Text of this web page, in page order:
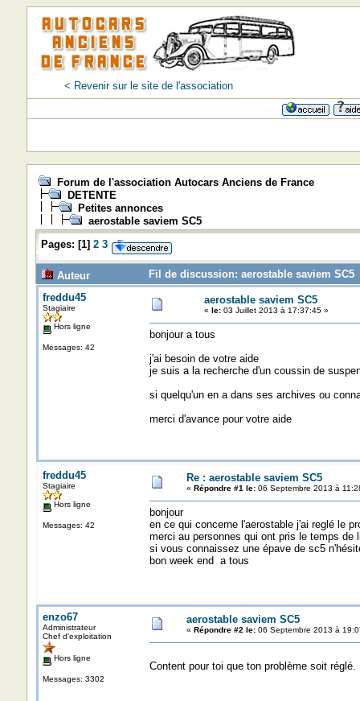
< Revenir sur le site de l'association
Forum de l'association Autocars Anciens de France
DETENTE
Petites annonces
aerostable saviem SC5
Pages: [1] 2 3
Auteur
Fil de discussion: aerostable saviem SC5
freddu45
Stagiaire
Hors ligne
Messages: 42
aerostable saviem SC5
« le:03 Juillet 2013 à 17:37:45 »
bonjour a tous
j'ai besoin de votre aide
je suis a la recherche d'un coussin de
si quelqu'un en a dans ses archives ou
merci d'avance pour votre aide
freddu45
Stagiaire
Hors ligne
Messages: 42
Re : aerostable saviem SC5
« Répondre #1 le:06 Septembre 2013 à
bonjour
en ce qui concerne l'aerostable j'ai reglé le
merci au personnes qui ont pris le temps de
si vous connaissez une épave de sc5
bon week end a tous
enzo67
Administrateur
Chef d'exploitation
Hors ligne
Messages: 3302
aerostable saviem SC5
« Répondre #2 le:06 Septembre 2013 à
Content pour toi que ton problème soit